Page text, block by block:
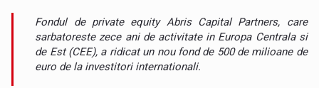
Fondul de private equity Abris Capital Partners, care
sarbatoreste zece ani de activitate in Europa Centrala si
de Est (CEE), a ridicat un nou fond de 500 de milioane de
euro de la investitori internationali.